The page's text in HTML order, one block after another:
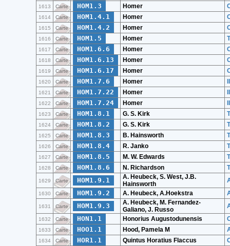
1613 Carte HOM1.3 Homer
1614 Carte HOM1.4.1 Homer
1615 Carte HOM1.4.2 Homer
1616 Carte HOM1.5 Homer
1617 Carte HOM1.6.6 Homer
1618 Carte HOM1.6.13 Homer
1619 Carte HOM1.6.17 Homer
1620 Carte HOM1.7.6 Homer
1621 Carte HOM1.7.22 Homer
1622 Carte HOM1.7.24 Homer
1623 Carte HOM1.8.1 G. S. Kirk
1624 Carte HOM1.8.2 G. S. Kirk
1625 Carte HOM1.8.3 B. Hainsworth
1626 Carte HOM1.8.4 R. Janko
1627 Carte HOM1.8.5 M. W. Edwards
1628 Carte HOM1.8.6 N. Richardson
1629 Carte HOM1.9.1
A. Heubeck, S. West, J.B.
Hainsworth
1630 Carte HOM1.9.2 A. Heubeck, A.Hoekstra
1631 Carte HOM1.9.3
A. Heubeck, M. Fernandez-
Galiano, J. Russo
1632 Carte HON1.1 Honorius Augustodunensis
1633 Carte HOO1.1 Hood, Pamela M
1634 Carte HOR1.1 Quintus Horatius Flaccus